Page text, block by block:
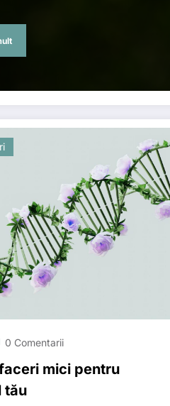
0 Comentarii
mici pentru
tău